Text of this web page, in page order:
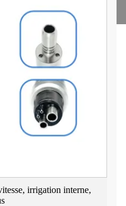
irrigation interne,